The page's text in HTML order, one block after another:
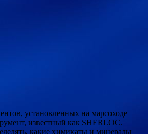
установленных на марсоходе
известный как SHERLOC.
какие химикаты и минералы